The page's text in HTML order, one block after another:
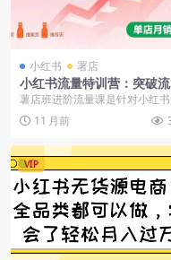
小红书 署店
小红书流量特训营：突破流
瓶颈，实现店铺持续增长，
店月销5万实战
薯店班进阶流量课‌是针对小红书
商运营者的升级课程，聚焦流量
取与变...
11 月前
VIP